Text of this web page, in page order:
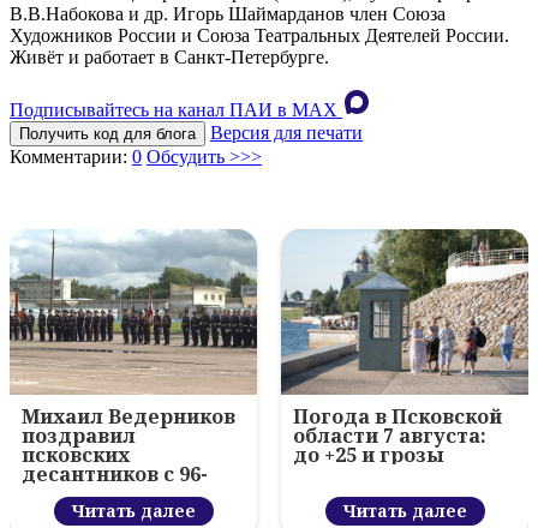
В.В.Набокова и др. Игорь Шаймарданов член Союза
Художников России и Союза Театральных Деятелей России.
Живёт и работает в Санкт-Петербурге.
Подписывайтесь на канал ПАИ в MAХ
Получить код для блога
Версия для печати
Комментарии: 0 Обсудить >>>
Михаил Ведерников
поздравил
псковских
десантников с 96-
летием ВДВ и
вручил награды
Читать далее
Погода в Псковской
области 7 августа:
до +25 и грозы
Читать далее